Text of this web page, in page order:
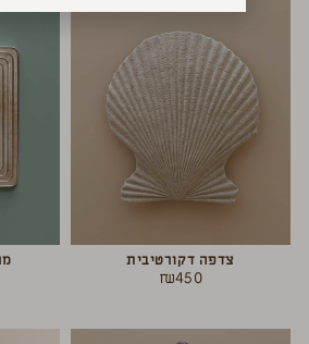
צדפה דקורטיבית
₪450